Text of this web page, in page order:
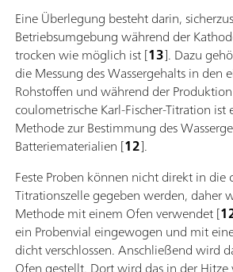
Eine Überlegung besteht darin,
Betriebsumgebung während der
trocken wie möglich ist [13]. Dazu
die Messung des Wassergehalts in den
Rohstoffen und während der
coulometrische Karl-Fischer-Titration ist
Methode zur Bestimmung des
Batteriematerialien [12].
Feste Proben können nicht direkt in die
Titrationszelle gegeben werden, daher
Methode mit einem Ofen verwendet [
ein Probenvial eingewogen und mit
dicht verschlossen. Anschließend wird